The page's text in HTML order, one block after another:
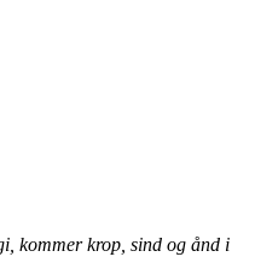
kommer krop, sind og ånd i